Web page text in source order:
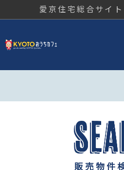
愛京住宅総合サイト